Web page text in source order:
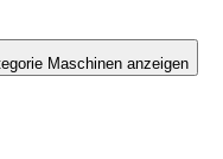
Maschinen anzeigen